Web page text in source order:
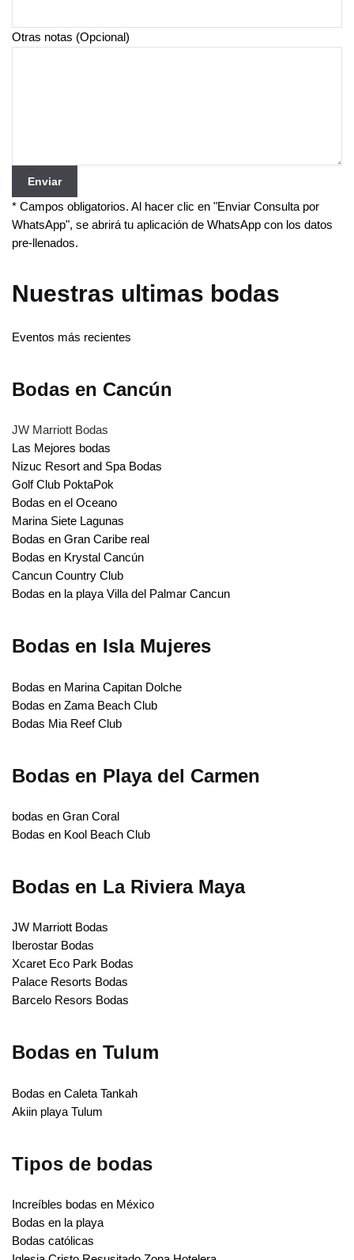
Otras notas (Opcional)
Enviar
* Campos obligatorios. Al hacer clic en "Enviar Consulta por
WhatsApp", se abrirá tu aplicación de WhatsApp con los datos
pre-llenados.
Nuestras ultimas bodas
Eventos más recientes
Bodas en Cancún
JW Marriott Bodas
Las Mejores bodas
Nizuc Resort and Spa Bodas
Golf Club PoktaPok
Bodas en el Oceano
Marina Siete Lagunas
Bodas en Gran Caribe real
Bodas en Krystal Cancún
Cancun Country Club
Bodas en la playa Villa del Palmar Cancun
Bodas en Isla Mujeres
Bodas en Marina Capitan Dolche
Bodas en Zama Beach Club
Bodas Mia Reef Club
Bodas en Playa del Carmen
bodas en Gran Coral
Bodas en Kool Beach Club
Bodas en La Riviera Maya
JW Marriott Bodas
Iberostar Bodas
Xcaret Eco Park Bodas
Palace Resorts Bodas
Barcelo Resors Bodas
Bodas en Tulum
Bodas en Caleta Tankah
Akiin playa Tulum
Tipos de bodas
Increíbles bodas en México
Bodas en la playa
Bodas católicas